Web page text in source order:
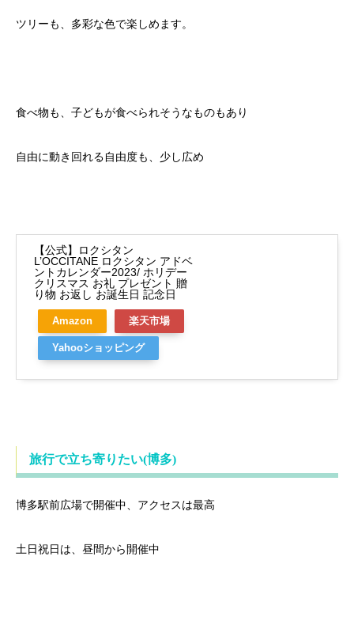
ツリーも、多彩な色で楽しめます。
食べ物も、子どもが食べられそうなものもあり
自由に動き回れる自由度も、少し広め
【公式】ロクシタン
L’OCCITANE ロクシタン アドベ
ントカレンダー2023/ ホリデー
クリスマス お礼 プレゼント 贈
り物 お返し お誕生日 記念日
Amazon 楽天市場
Yahooショッピング
旅行で立ち寄りたい(博多)
博多駅前広場で開催中、アクセスは最高
土日祝日は、昼間から開催中